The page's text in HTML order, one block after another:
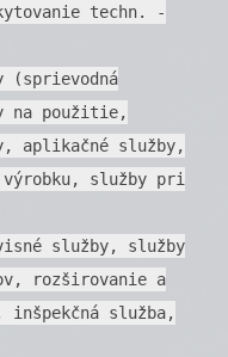
techn. -
(sprievodná
na použitie,
aplikačné služby,
služby pri
služby, služby
rozširovanie a
inšpekčná služba,